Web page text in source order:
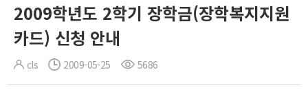
2009학년도 2학기 장학금(장학복지지원
카드) 신청 안내
cls 2009-05-25 5686